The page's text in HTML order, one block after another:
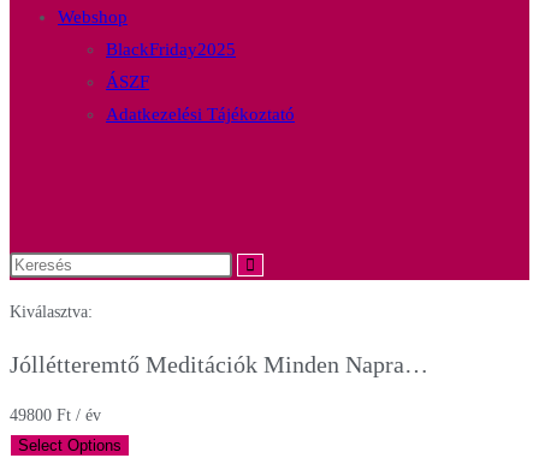
Webshop
BlackFriday2025
ÁSZF
Adatkezelési Tájékoztató
Kiválasztva:
Jóllétteremtő Meditációk Minden Napra…
49800 Ft / év
Select Options